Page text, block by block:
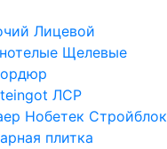
Лицевой
Щелевые
ЛСР
Нобетек Стройблок
плитка